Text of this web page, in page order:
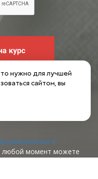
курс
с условиямиПубличной
персональных данных
и
любой момент можете
нужно для лучшей
сайтом, вы